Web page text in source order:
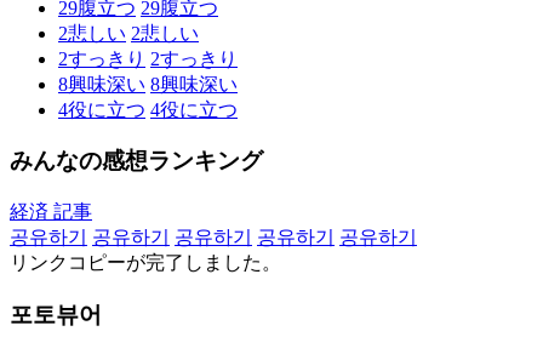
29腹立つ 29腹立つ
2悲しい 2悲しい
2すっきり 2すっきり
8興味深い 8興味深い
4役に立つ 4役に立つ
みんなの感想ランキング
経済 記事
공유하기
공유하기 공유하기 공유하기
공유하기
リンクコピーが完了しました。
포토뷰어